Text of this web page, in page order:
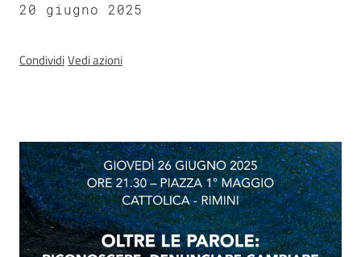
Attività
Amministrazione
Contatti
20 giugno 2025
CondividiVedi azioni
Introduzione